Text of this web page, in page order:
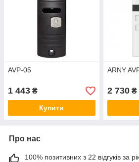
AVP-05
1 443 ₴
Купити
ARNY
2 730₴
Про нас
100% позитивних з 22 відгуків за